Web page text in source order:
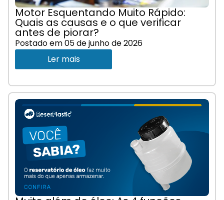
Motor Esquentando Muito Rápido:
Quais as causas e o que verificar
antes de piorar?
Postado em05 de junho de 2026
Ler mais